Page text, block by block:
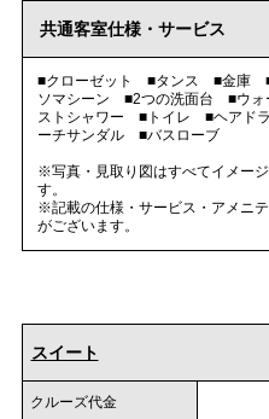
共通客室仕様・サービス
■クローゼット ■タンス ■金庫
ソマシーン ■2つの洗面台 ■ウォ
ストシャワー ■トイレ ■ヘアド
ーチサンダル ■バスローブ
※写真・見取り図はすべてイメー
す。
※記載の仕様・サービス・アメニ
がございます。
スイート
クルーズ代金